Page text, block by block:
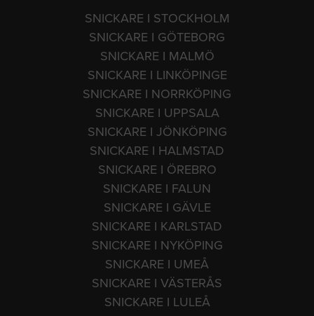
SNICKARE I STOCKHOLM
SNICKARE I GÖTEBORG
SNICKARE I MALMÖ
SNICKARE I LINKÖPINGE
SNICKARE I NORRKÖPING
SNICKARE I UPPSALA
SNICKARE I JÖNKÖPING
SNICKARE I HALMSTAD
SNICKARE I ÖREBRO
SNICKARE I FALUN
SNICKARE I GÄVLE
SNICKARE I KARLSTAD
SNICKARE I NYKÖPING
SNICKARE I UMEÅ
SNICKARE I VÄSTERÅS
SNICKARE I LULEÅ